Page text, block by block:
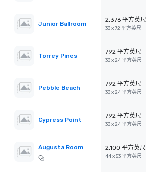
Junior Ballroom
2,376 平方英尺
33 x 72 平方英尺
Torrey Pines
792 平方英尺
33 x 24 平方英尺
Pebble Beach
792 平方英尺
33 x 24 平方英尺
Cypress Point
792 平方英尺
33 x 24 平方英尺
Augusta Room 2,100 平方英尺
44 x 53 平方英尺